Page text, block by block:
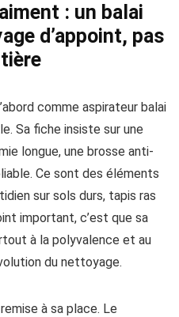
: un balai
d’appoint, pas
comme aspirateur balai
Sa fiche insiste sur une
longue, une brosse anti-
Ce sont des éléments
sur sols durs, tapis ras
important, c’est que sa
à la polyvalence et au
du nettoyage.
à sa place. Le